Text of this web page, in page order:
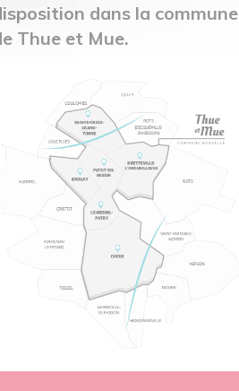
dans la commune
Thue et Mue.